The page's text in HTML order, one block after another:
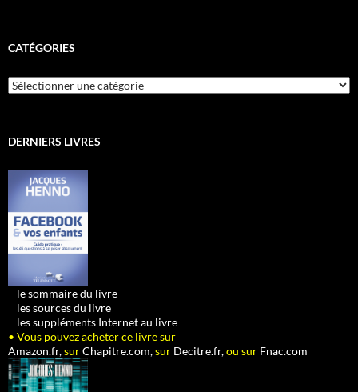
CATÉGORIES
Catégories
DERNIERS LIVRES
le sommaire du livre
les sources du livre
les suppléments Internet au livre
• Vous pouvez acheter ce livre sur
Amazon.fr,surChapitre.com,sur Decitre.fr,ou sur Fnac.com